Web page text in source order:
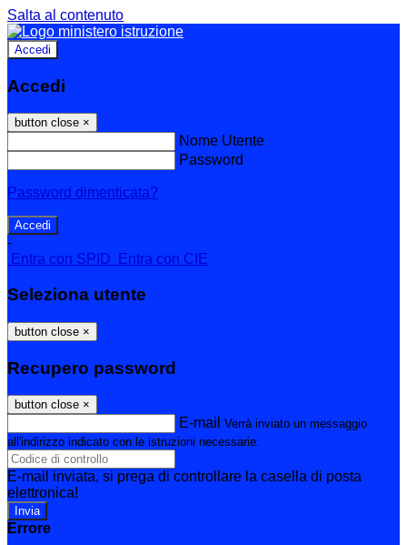
Salta al contenuto
Accedi
Accedi
button close ×
Nome Utente
Password
Password dimenticata?
-
Entra con SPID
Entra con CIE
Seleziona utente
button close ×
Recupero password
button close ×
E-mail Verrà inviato un messaggio
all'indirizzo indicato con le istruzioni necessarie.
E-mail inviata, si prega di controllare la casella di posta
elettronica!
Errore